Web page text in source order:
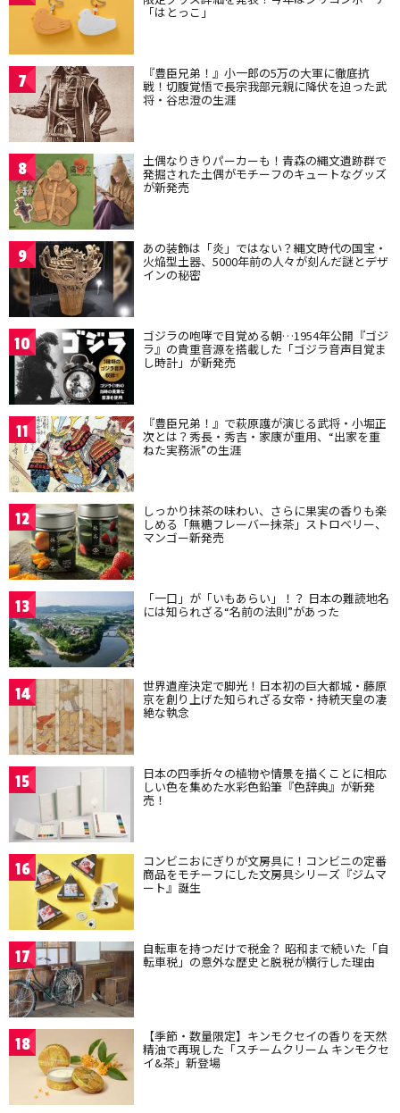
「はとっこ」
7 『豊臣兄弟！』小一郎の5万の大軍に徹底抗
戦！切腹覚悟で長宗我部元親に降伏を迫った武
将・谷忠澄の生涯
8 土偶なりきりパーカーも！青森の縄文遺跡群で
発掘された土偶がモチーフのキュートなグッズ
が新発売
9 あの装飾は「炎」ではない？縄文時代の国宝・
火焔型土器、5000年前の人々が刻んだ謎とデザ
インの秘密
10 ゴジラの咆哮で目覚める朝…1954年公開『ゴジ
ラ』の貴重音源を搭載した「ゴジラ音声目覚ま
し時計」が新発売
11 『豊臣兄弟！』で萩原護が演じる武将・小堀正
次とは？秀長・秀吉・家康が重用、“出家を重
ねた実務派”の生涯
12 しっかり抹茶の味わい、さらに果実の香りも楽
しめる「無糖フレーバー抹茶」ストロベリー、
マンゴー新発売
13 「一口」が「いもあらい」！？ 日本の難読地名
には知られざる“名前の法則”があった
14 世界遺産決定で脚光！日本初の巨大都城・藤原
京を創り上げた知られざる女帝・持統天皇の凄
絶な執念
15 日本の四季折々の植物や情景を描くことに相応
しい色を集めた水彩色鉛筆『色辞典』が新発
売！
16 コンビニおにぎりが文房具に！コンビニの定番
商品をモチーフにした文房具シリーズ『ジムマ
ート』誕生
17 自転車を持つだけで税金？ 昭和まで続いた「自
転車税」の意外な歴史と脱税が横行した理由
18 【季節・数量限定】キンモクセイの香りを天然
精油で再現した「スチームクリーム キンモクセ
イ&茶」新登場